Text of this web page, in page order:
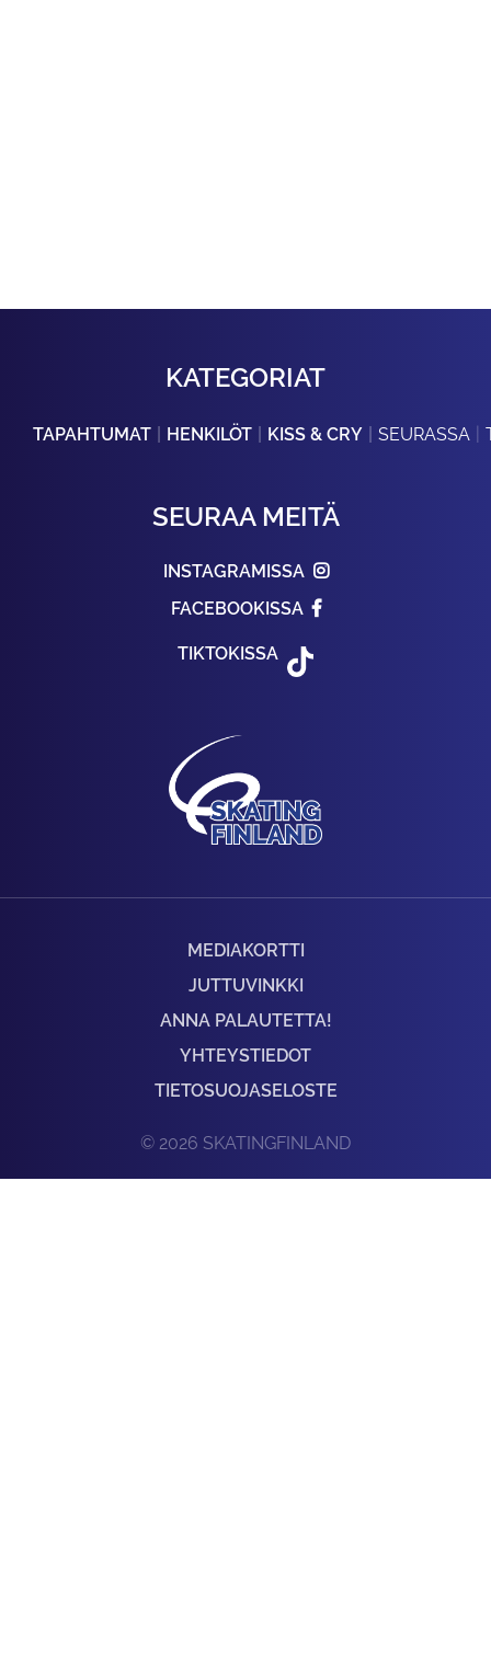
KATEGORIAT
TAPAHTUMAT HENKILÖT KISS & CRY SEURASSA
SEURAA MEITÄ
INSTAGRAMISSA
FACEBOOKISSA
TIKTOKISSA
MEDIAKORTTI
JUTTUVINKKI
ANNA PALAUTETTA!
YHTEYSTIEDOT
TIETOSUOJASELOSTE
© 2026 SKATINGFINLAND